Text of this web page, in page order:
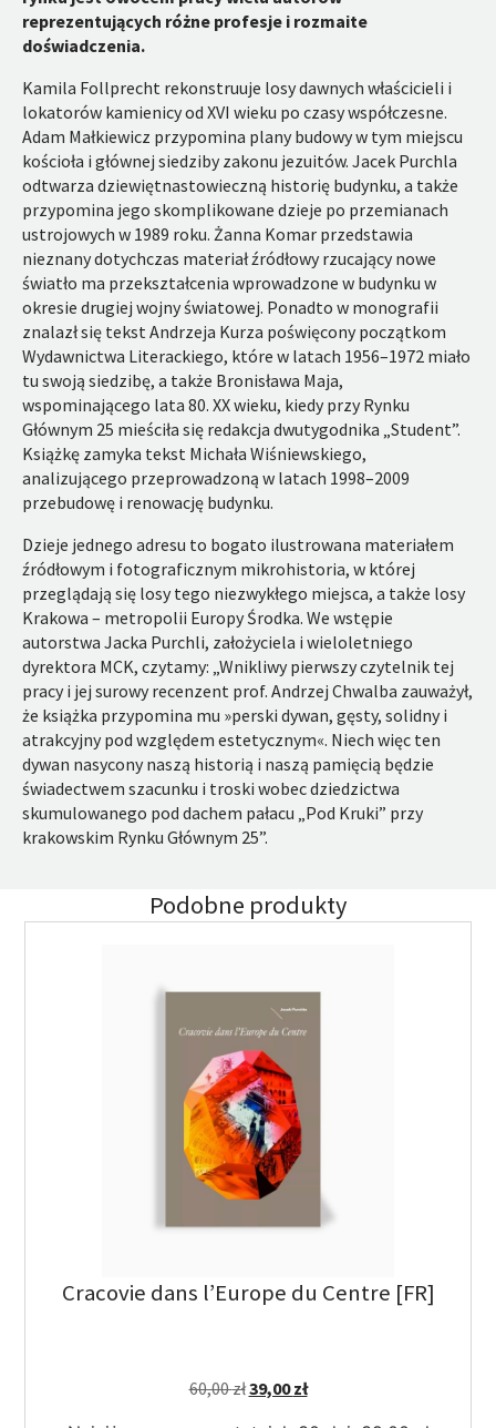
reprezentujących różne profesje i rozmaite
doświadczenia.
Kamila Follprecht rekonstruuje losy dawnych właścicieli i
lokatorów kamienicy od XVI wieku po czasy współczesne.
Adam Małkiewicz przypomina plany budowy w tym miejscu
kościoła i głównej siedziby zakonu jezuitów. Jacek Purchla
odtwarza dziewiętnastowieczną historię budynku, a także
przypomina jego skomplikowane dzieje po przemianach
ustrojowych w 1989 roku. Żanna Komar przedstawia
nieznany dotychczas materiał źródłowy rzucający nowe
światło ma przekształcenia wprowadzone w budynku w
okresie drugiej wojny światowej. Ponadto w monografii
znalazł się tekst Andrzeja Kurza poświęcony początkom
Wydawnictwa Literackiego, które w latach 1956–1972 miało
tu swoją siedzibę, a także Bronisława Maja,
wspominającego lata 80. XX wieku, kiedy przy Rynku
Głównym 25 mieściła się redakcja dwutygodnika „Student”.
Książkę zamyka tekst Michała Wiśniewskiego,
analizującego przeprowadzoną w latach 1998–2009
przebudowę i renowację budynku.
Dzieje jednego adresu to bogato ilustrowana materiałem
źródłowym i fotograficznym mikrohistoria, w której
przeglądają się losy tego niezwykłego miejsca, a także losy
Krakowa – metropolii Europy Środka. We wstępie
autorstwa Jacka Purchli, założyciela i wieloletniego
dyrektora MCK, czytamy: „Wnikliwy pierwszy czytelnik tej
pracy i jej surowy recenzent prof. Andrzej Chwalba zauważył,
że książka przypomina mu »perski dywan, gęsty, solidny i
atrakcyjny pod względem estetycznym«. Niech więc ten
dywan nasycony naszą historią i naszą pamięcią będzie
świadectwem szacunku i troski wobec dziedzictwa
skumulowanego pod dachem pałacu „Pod Kruki” przy
krakowskim Rynku Głównym 25”.
Podobne produkty
Cracovie dans l’Europe du Centre [FR]
60,00zł39,00zł